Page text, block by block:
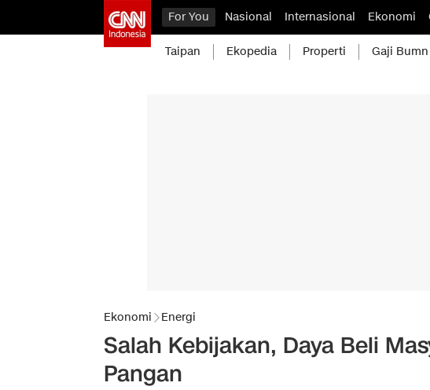
For You Nasional Internasional Ekonomi
Taipan Ekopedia Properti Gaji Bumn
Ekonomi Energi
Salah Kebijakan, Daya Beli
Pangan